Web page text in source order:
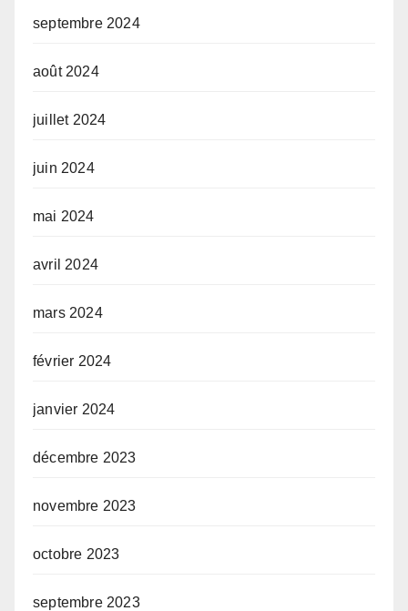
septembre 2024
août 2024
juillet 2024
juin 2024
mai 2024
avril 2024
mars 2024
février 2024
janvier 2024
décembre 2023
novembre 2023
octobre 2023
septembre 2023